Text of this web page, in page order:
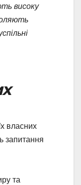
високу
власних
запитання
та